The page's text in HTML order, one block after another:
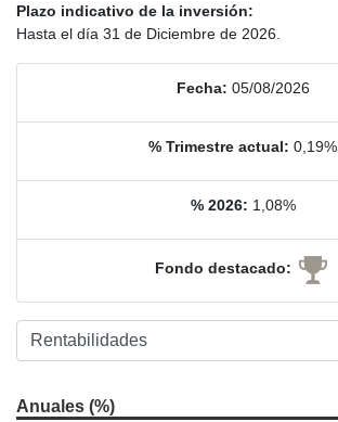
Plazo indicativo de la inversión:
Hasta el día 31 de Diciembre de 2026.
Fecha: 05/08/2026
% Trimestre actual: 0,19%
% 2026: 1,08%
Fondo destacado:
Anuales (%)